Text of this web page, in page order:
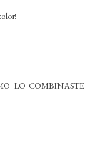
LO COMBINASTE